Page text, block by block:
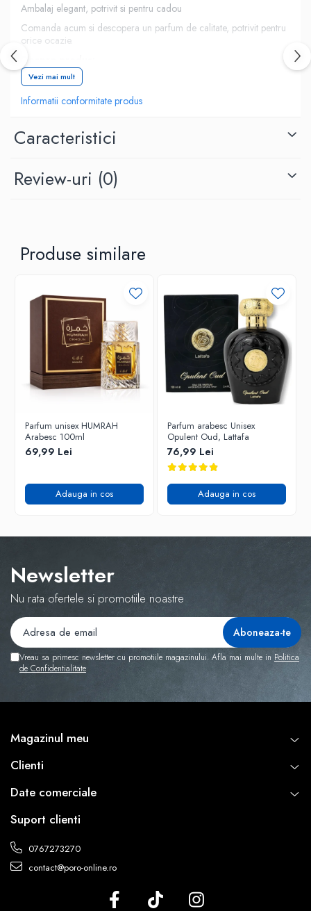
Ambalaj elegant, potrivit si pentru cadou
Comanda acum si descopera un parfum de calitate, potrivit pentru
orice ocazie.
Parfum pentru: Barbati
Cantitate: 100 ml
Brand: Nusuk
Vezi mai mult
Informatii conformitate produs
Caracteristici
Review-uri (0)
Produse similare
Parfum unisex HUMRAH
Arabesc 100ml
69,99 Lei
Adauga in cos
Parfum arabesc Unisex
Opulent Oud, Lattafa
76,99 Lei
Adauga in cos
Newsletter
Nu rata ofertele si promotiile noastre
Vreau sa primesc newsletter cu promotiile magazinului. Afla mai multe in Politica
de Confidentialitate
Magazinul meu
Clienti
Date comerciale
Suport clienti
0767273270
contact@poro-online.ro